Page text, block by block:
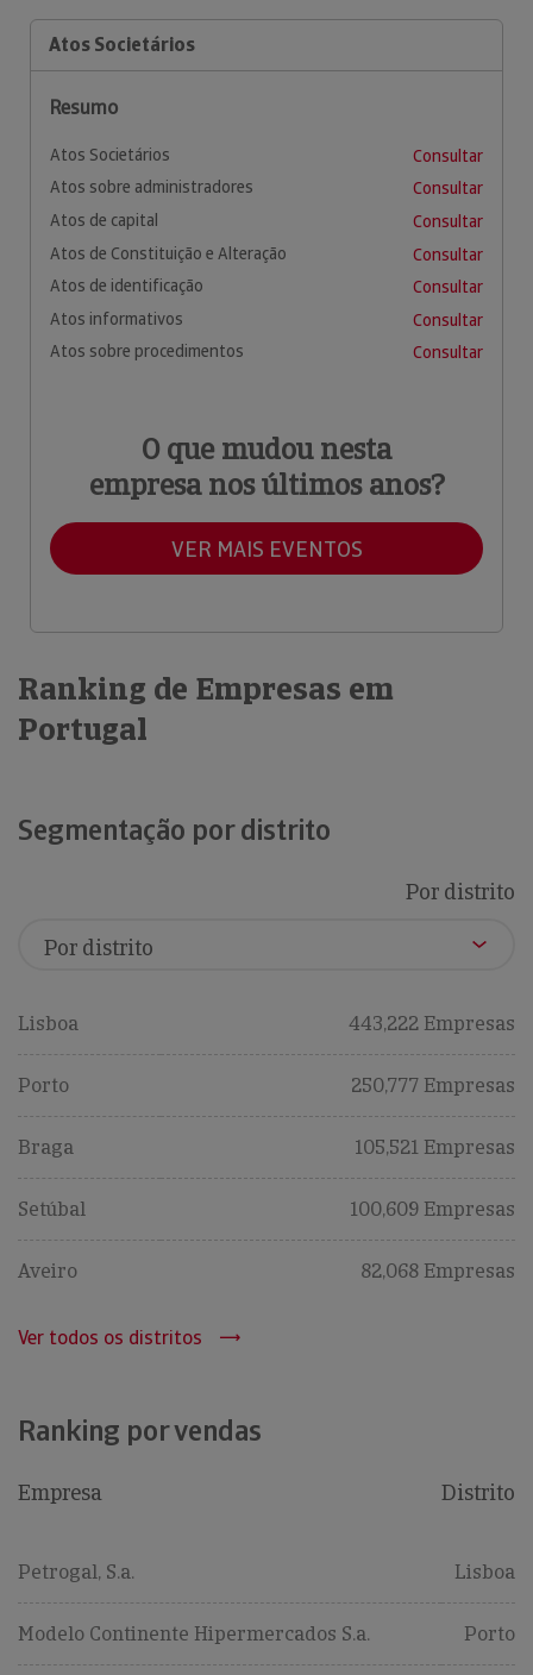
Atos Societários
Resumo
Atos Societários
Consultar
Atos sobre administradores
Consultar
Atos de capital
Consultar
Atos de Constituição e Alteração
Consultar
Atos de identificação
Consultar
Atos informativos
Consultar
Atos sobre procedimentos
Consultar
O que mudou nesta
empresa nos últimos anos?
VER MAIS EVENTOS
Ranking de Empresas em
Portugal
Segmentação por distrito
Por distrito
Lisboa 443,222 Empresas
Porto 250,777 Empresas
Braga 105,521 Empresas
Setúbal 100,609 Empresas
Aveiro 82,068 Empresas
Ver todos os distritos
Ranking por vendas
Empresa Distrito
Petrogal, S.a. Lisboa
Modelo Continente Hipermercados S.a. Porto